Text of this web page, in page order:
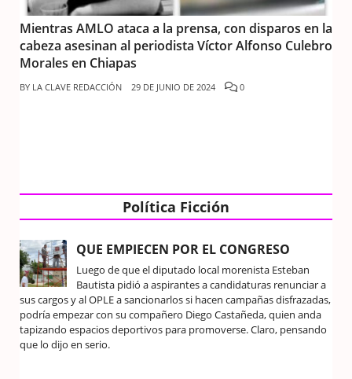
Mientras AMLO ataca a la prensa, con disparos en la
cabeza asesinan al periodista Víctor Alfonso Culebro
Morales en Chiapas
BY LA CLAVE REDACCIÓN 29 DE JUNIO DE 2024 0
Política Ficción
QUE EMPIECEN POR EL CONGRESO
Luego de que el diputado local morenista Esteban
Bautista pidió a aspirantes a candidaturas renunciar a
sus cargos y al OPLE a sancionarlos si hacen campañas disfrazadas,
podría empezar con su compañero Diego Castañeda, quien anda
tapizando espacios deportivos para promoverse. Claro, pensando
que lo dijo en serio.